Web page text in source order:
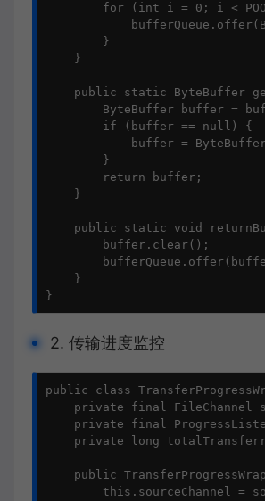
for (int i = 0; i <
        }
    }
public static ByteBuffer
ByteBuffer buffer =
        if (buffer == null) {
buffer =
        }
        return buffer;
    }
public static void
        buffer.clear();
    }
}
2. 传输进度监控
public class
private final FileChannel
private final
private long
public
this.sourceChannel =